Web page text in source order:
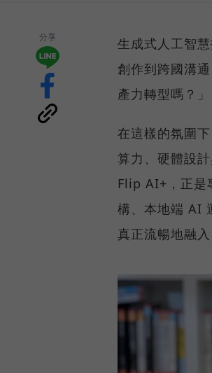
分享
生成式人工智
創作到跨國溝
產力轉型嗎？」
在這樣的氛圍
算力、硬體設
Flip AI+，正是
構、本地端 AI
真正流暢地融